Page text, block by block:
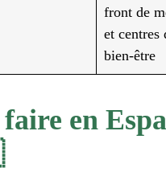
front de
et centres
bien-être
en